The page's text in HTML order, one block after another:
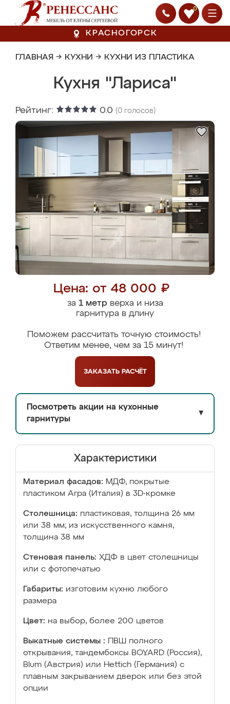
0
КРАСНОГОРСК
ГЛАВНАЯ → КУХНИ → КУХНИ ИЗ ПЛАСТИКА
Кухня "Лариса"
Рейтинг: 0.0 (0 голосов)
Цена: от 48 000 ₽
за 1 метрверха и низа
гарнитура в длину
Поможем рассчитать точную стоимость!
Ответим менее, чем за 15 минут!
ЗАКАЗАТЬ РАСЧЁТ
Посмотреть акции на кухонные
гарнитуры
▼
Характеристики
Материал фасадов: МДФ, покрытые
пластиком Arpa (Италия) в 3D-кромке
Столешница: пластиковая, толщина 26 мм
или 38 мм; из искусственного камня,
толщина 38 мм
Стеновая панель: ХДФ в цвет столешницы
или с фотопечатью
Габариты: изготовим кухню любого
размера
Цвет: на выбор, более 200 цветов
Выкатные системы :
ПВШ полного
открывания, тандембоксы BOYARD (Россия),
Blum (Австрия) или Hettich (Германия) с
плавным закрыванием дверок или без этой
опции